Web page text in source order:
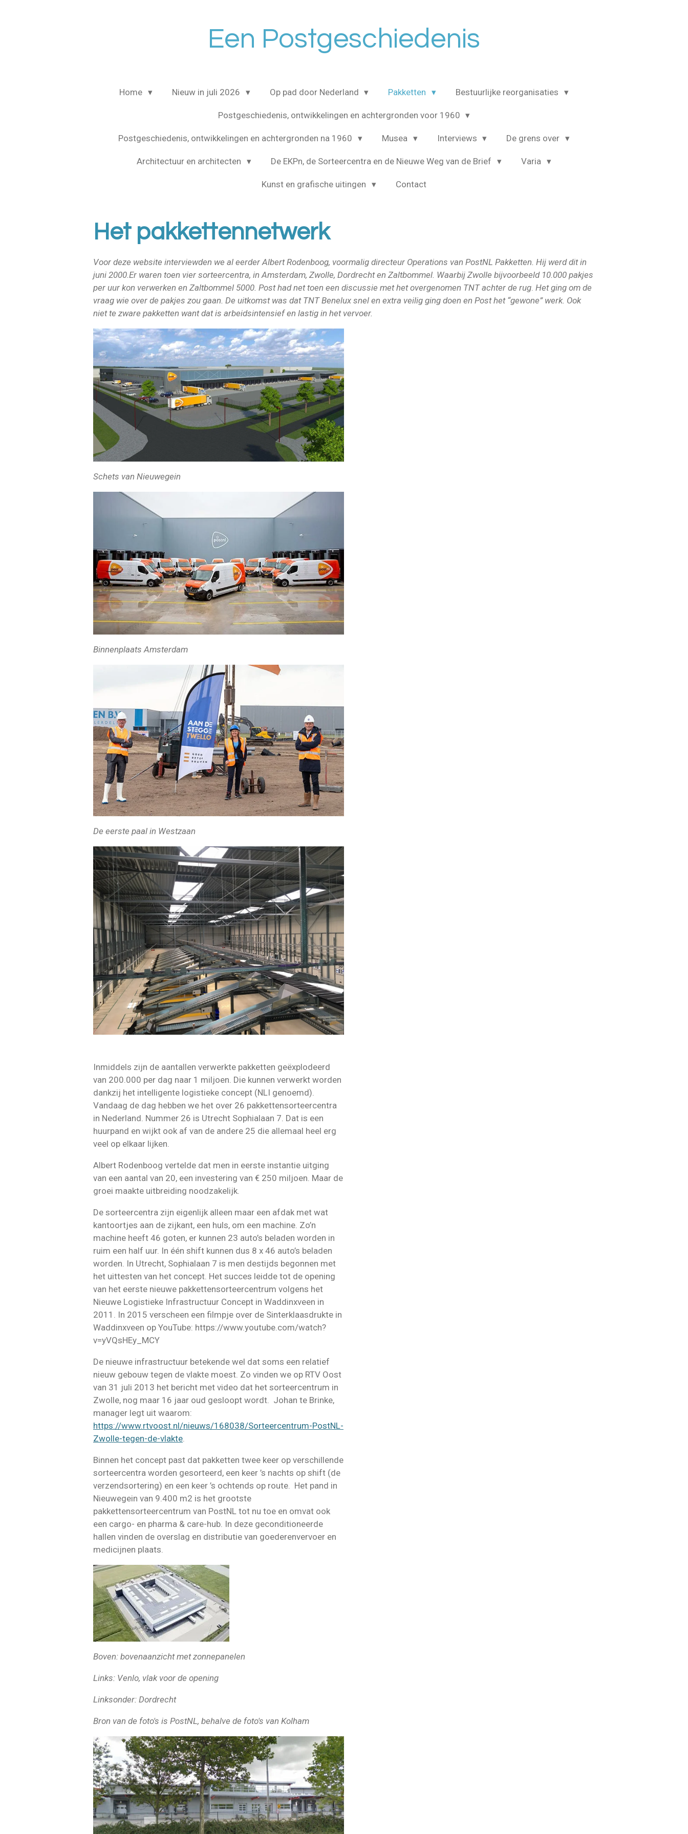
Een Postgeschiedenis
Home Nieuw in juli 2026 Op pad door Nederland Pakketten Bestuurlijke reorganisaties
Postgeschiedenis, ontwikkelingen en achtergronden voor 1960
Postgeschiedenis, ontwikkelingen en achtergronden na 1960 Musea Interviews De grens over
Architectuur en architecten De EKPn, de Sorteercentra en de Nieuwe Weg van de Brief Varia
Kunst en grafische uitingen Contact
Het pakkettennetwerk
Voor deze website interviewden we al eerder Albert Rodenboog, voormalig directeur Operations van PostNL Pakketten. Hij werd dit in
juni 2000.Er waren toen vier sorteercentra, in Amsterdam, Zwolle, Dordrecht en Zaltbommel. Waarbij Zwolle bijvoorbeeld 10.000 pakjes
per uur kon verwerken en Zaltbommel 5000. Post had net toen een discussie met het overgenomen TNT achter de rug. Het ging om de
vraag wie over de pakjes zou gaan. De uitkomst was dat TNT Benelux snel en extra veilig ging doen en Post het “gewone” werk. Ook
niet te zware pakketten want dat is arbeidsintensief en lastig in het vervoer.
Schets van Nieuwegein
Binnenplaats Amsterdam
De eerste paal in Westzaan
Inmiddels zijn de aantallen verwerkte pakketten geëxplodeerd
van 200.000 per dag naar 1 miljoen. Die kunnen verwerkt worden
dankzij het intelligente logistieke concept (NLI genoemd).
Vandaag de dag hebben we het over 26 pakkettensorteercentra
in Nederland. Nummer 26 is Utrecht Sophialaan 7. Dat is een
huurpand en wijkt ook af van de andere 25 die allemaal heel erg
veel op elkaar lijken.
Albert Rodenboog vertelde dat men in eerste instantie uitging
van een aantal van 20, een investering van € 250 miljoen. Maar de
groei maakte uitbreiding noodzakelijk.
De sorteercentra zijn eigenlijk alleen maar een afdak met wat
kantoortjes aan de zijkant, een huls, om een machine. Zo’n
machine heeft 46 goten, er kunnen 23 auto’s beladen worden in
ruim een half uur. In één shift kunnen dus 8 x 46 auto’s beladen
worden. In Utrecht, Sophialaan 7 is men destijds begonnen met
het uittesten van het concept. Het succes leidde tot de opening
van het eerste nieuwe pakkettensorteercentrum volgens het
Nieuwe Logistieke Infrastructuur Concept in Waddinxveen in
2011. In 2015 verscheen een filmpje over de Sinterklaasdrukte in
Waddinxveen op YouTube: https://www.youtube.com/watch?
v=yVQsHEy_MCY
De nieuwe infrastructuur betekende wel dat soms een relatief
nieuw gebouw tegen de vlakte moest. Zo vinden we op RTV Oost
van 31 juli 2013 het bericht met video dat het sorteercentrum in
Zwolle, nog maar 16 jaar oud gesloopt wordt. Johan te Brinke,
manager legt uit waarom:
https://www.rtvoost.nl/nieuws/168038/Sorteercentrum-PostNL-
Zwolle-tegen-de-vlakte
Binnen het concept past dat pakketten twee keer op verschillende
sorteercentra worden gesorteerd, een keer ’s nachts op shift (de
verzendsortering) en een keer ’s ochtends op route. Het pand in
Nieuwegein van 9.400 m2 is het grootste
pakkettensorteercentrum van PostNL tot nu toe en omvat ook
een cargo- en pharma & care-hub. In deze geconditioneerde
hallen vinden de overslag en distributie van goederenvervoer en
medicijnen plaats.
Boven: bovenaanzicht met zonnepanelen
Links: Venlo, vlak voor de opening
Linksonder: Dordrecht
Bron van de foto's is PostNL, behalve de foto's van Kolham